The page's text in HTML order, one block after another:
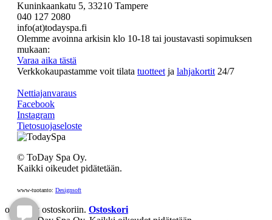
Kuninkaankatu 5, 33210 Tampere
040 127 2080
info(at)todayspa.fi
Olemme avoinna arkisin klo 10-18 tai joustavasti sopimuksen
mukaan:
Varaa aika tästä
Verkkokaupastamme voit tilata tuotteet ja lahjakortit 24/7
Nettiajanvaraus
Facebook
Instagram
Tietosuojaseloste
© ToDay Spa Oy.
Kaikki oikeudet pidätetään.
www-tuotanto: Designsoft
on lisätty ostoskoriin. Ostoskori